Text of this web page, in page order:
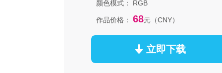
颜色模式： RGB
作品价格： 68元（CNY）
立即下载